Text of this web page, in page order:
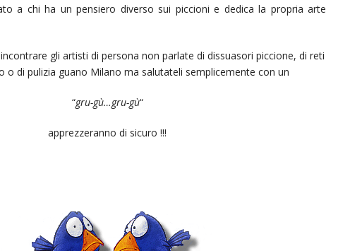
a chi ha un pensiero diverso sui piccioni e dedica la propria arte
gli artisti di persona non parlate di dissuasori piccione, di reti
o di pulizia guano Milano ma salutateli semplicemente con un
“gru-gù…gru-gù“
apprezzeranno di sicuro !!!